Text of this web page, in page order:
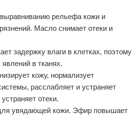
рельефа кожи и
Масло снимает отеки и
задержку влаги в клетках, поэтому
в тканях.
кожу, нормализует
расслабляет и устраняет
отеки.
увядающей кожи. Эфир повышает